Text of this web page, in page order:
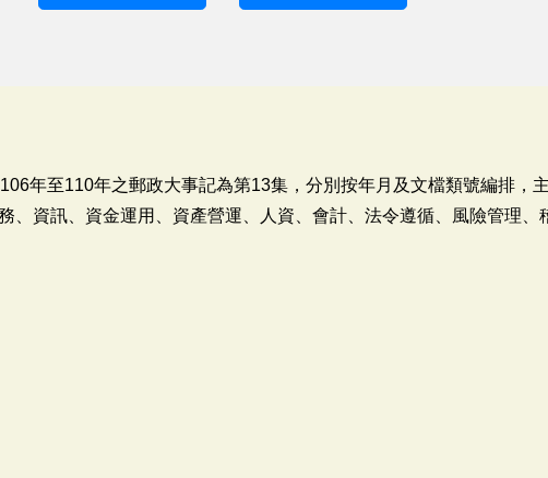
年至110年之郵政大事記為第13集，分別按年月及文檔類號編排，
、資訊、資金運用、資產營運、人資、會計、法令遵循、風險管理、